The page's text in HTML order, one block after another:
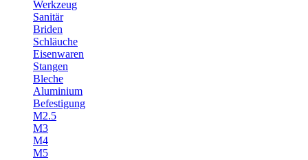
Werkzeug
Sanitär
Briden
Schläuche
Eisenwaren
Stangen
Bleche
Aluminium
Befestigung
M2.5
M3
M4
M5